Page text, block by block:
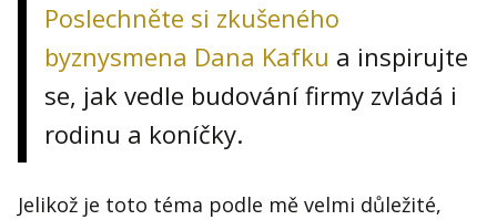
Poslechněte si zkušeného
byznysmena Dana Kafku a inspirujte
se, jak vedle budování firmy zvládá i
rodinu a koníčky.
Jelikož je toto téma podle mě velmi důležité,